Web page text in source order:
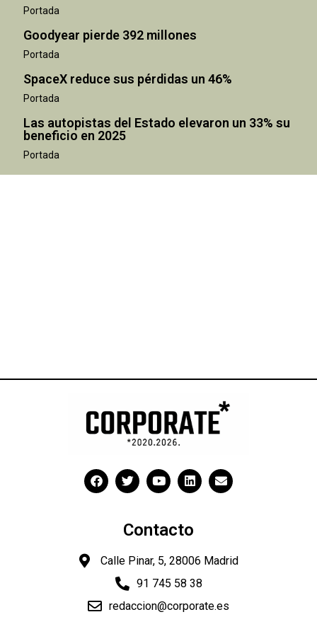
Portada
Goodyear pierde 392 millones
Portada
SpaceX reduce sus pérdidas un 46%
Portada
Las autopistas del Estado elevaron un 33% su
beneficio en 2025
Portada
Contacto
Calle Pinar, 5, 28006 Madrid
91 745 58 38
redaccion@corporate.es